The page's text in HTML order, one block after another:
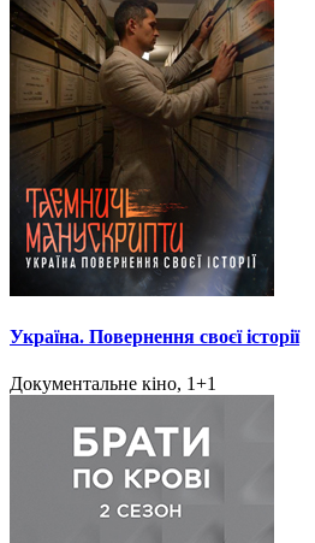
Україна. Повернення своєї історії
Документальне кіно, 1+1